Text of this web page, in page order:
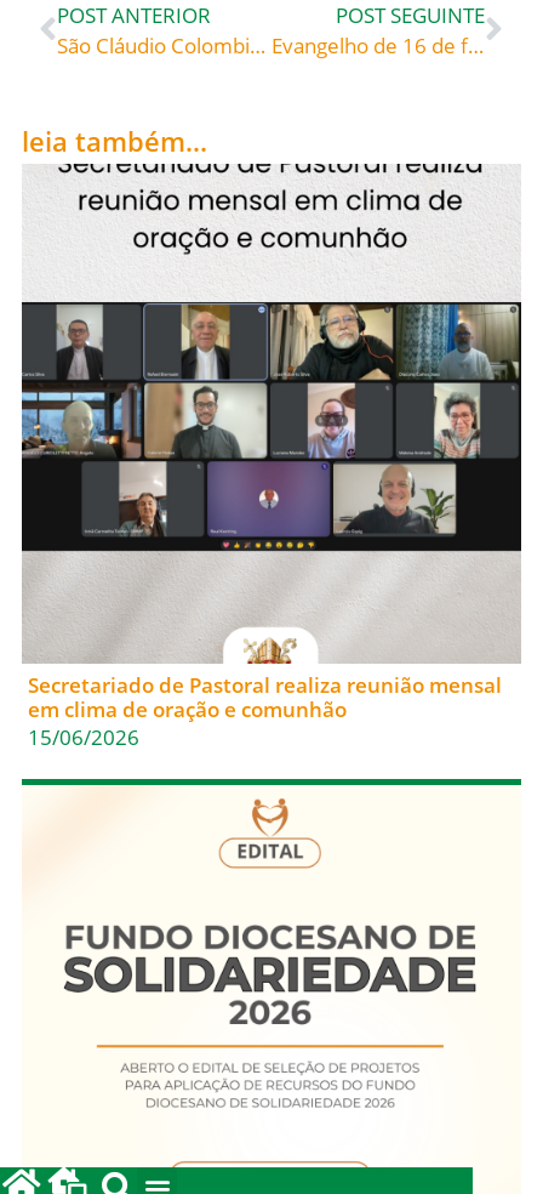
POST ANTERIOR
São Cláudio Colombiere (+ Paray-le-Monial, França, 1682), celebrado hoje, dia 15 de fevereiro, roga por todos nós!
POST SEGUINTE
Evangelho de 16 de fevereiro de 2023: «Começou então a ensinar-lhes que o Filho do Homem tinha de sofrer muito» – Liturgia latina Hino de matinas do tempo da Paixão: «Pange, lingua, gloriosi»
leia também...
Secretariado de Pastoral realiza reunião mensal
em clima de oração e comunhão
15/06/2026